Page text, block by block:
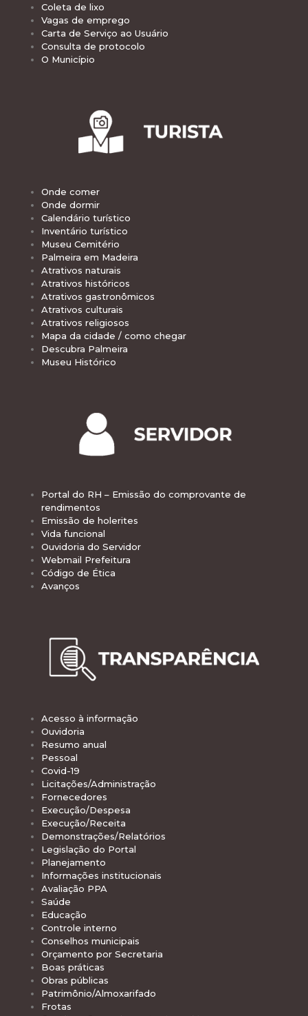
Coleta de lixo
Vagas de emprego
Carta de Serviço ao Usuário
Consulta de protocolo
O Município
Onde comer
Onde dormir
Calendário turístico
Inventário turístico
Museu Cemitério
Palmeira em Madeira
Atrativos naturais
Atrativos históricos
Atrativos gastronômicos
Atrativos culturais
Atrativos religiosos
Mapa da cidade / como chegar
Descubra Palmeira
Museu Histórico
Portal do RH – Emissão do comprovante de
rendimentos
Emissão de holerites
Vida funcional
Ouvidoria do Servidor
Webmail Prefeitura
Código de Ética
Avanços
Acesso à informação
Ouvidoria
Resumo anual
Pessoal
Covid-19
Licitações/Administração
Fornecedores
Execução/Despesa
Execução/Receita
Demonstrações/Relatórios
Legislação do Portal
Planejamento
Informações institucionais
Avaliação PPA
Saúde
Educação
Controle interno
Conselhos municipais
Orçamento por Secretaria
Boas práticas
Obras públicas
Patrimônio/Almoxarifado
Frotas